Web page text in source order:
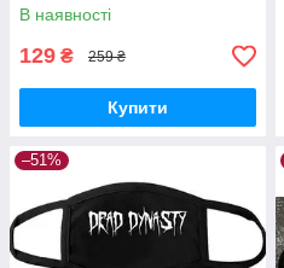
В наявності
129 ₴ 259 ₴
Купити
–51%